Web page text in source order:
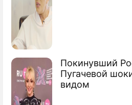
Покинувший
Пугачевой
видом